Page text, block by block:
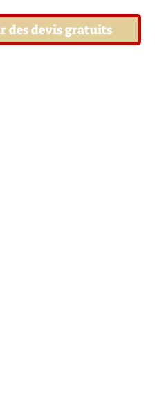
des devis gratuits